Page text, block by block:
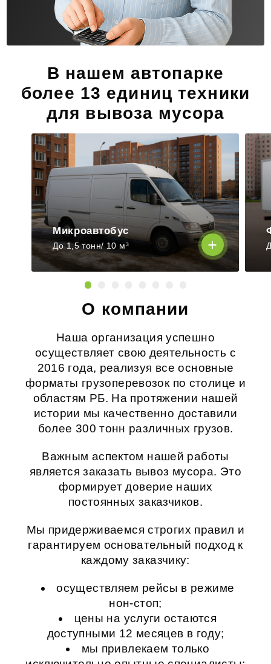
В нашем автопарке
более 13 единиц техники
для вывоза мусора
Микроавтобус
До 1,5 тонн/ 10 м³
О компании
Наша организация успешно
осуществляет свою деятельность с
2016 года, реализуя все основные
форматы грузоперевозок по столице и
областям РБ. На протяжении нашей
истории мы качественно доставили
более 300 тонн различных грузов.
Важным аспектом нашей работы
являетсязаказать вывоз мусора. Это
формирует доверие наших
постоянных заказчиков.
Мы придерживаемся строгих правил и
гарантируем основательный подход к
каждому заказчику:
осуществляем рейсы в режиме
нон-стоп;
цены на услуги остаются
доступными 12 месяцев в году;
мы привлекаем только